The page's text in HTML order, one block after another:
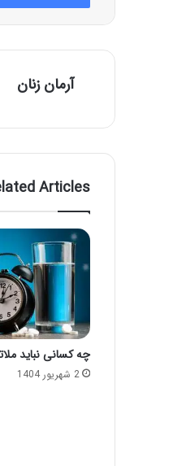
آرمان زنان
Articles
چه کسانی نباید
2 شهریور 1404